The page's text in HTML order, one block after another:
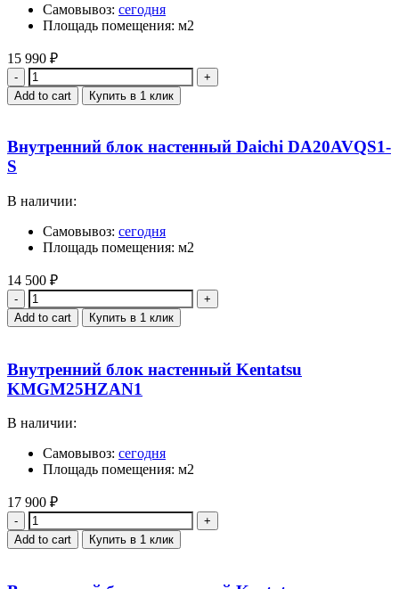
Самовывоз: сегодня
Площадь помещения: м2
15 990 ₽
Quantity
Add to cart Купить в 1 клик
Внутренний блок настенный Daichi DA20AVQS1-
S
В наличии:
Самовывоз: сегодня
Площадь помещения: м2
14 500 ₽
Quantity
Add to cart Купить в 1 клик
Внутренний блок настенный Kentatsu
KMGM25HZAN1
В наличии:
Самовывоз: сегодня
Площадь помещения: м2
17 900 ₽
Quantity
Add to cart Купить в 1 клик